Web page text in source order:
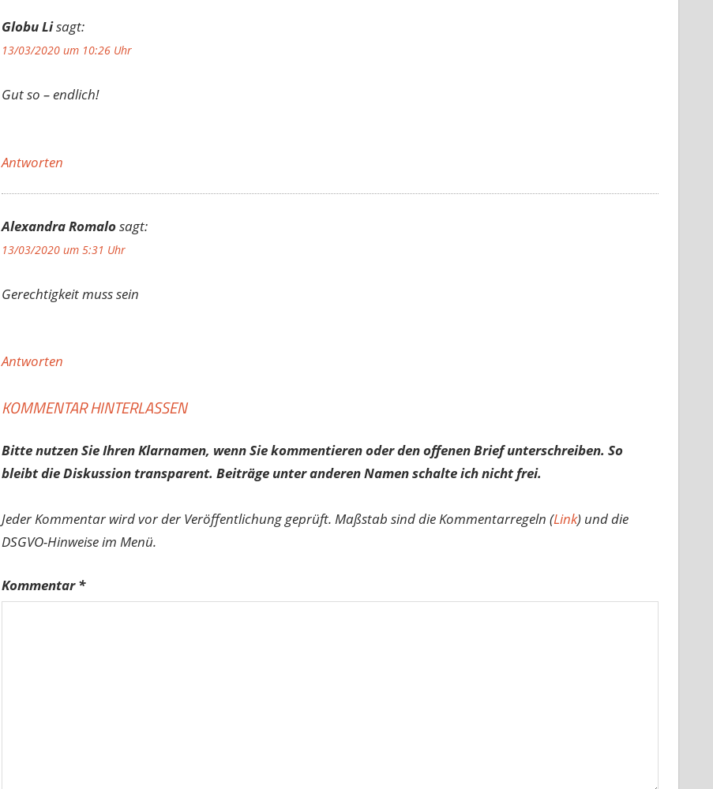
Globu Lisagt:
13/03/2020 um 10:26 Uhr
Gut so – endlich!
Antworten
Alexandra Romalosagt:
13/03/2020 um 5:31 Uhr
Gerechtigkeit muss sein
Antworten
KOMMENTAR HINTERLASSEN
Bitte nutzen Sie Ihren Klarnamen, wenn Sie kommentieren oder den offenen Brief unterschreiben. So
bleibt die Diskussion transparent. Beiträge unter anderen Namen schalte ich nicht frei.
Jeder Kommentar wird vor der Veröffentlichung geprüft. Maßstab sind die Kommentarregeln (Link) und die
DSGVO-Hinweise im Menü.
Kommentar*